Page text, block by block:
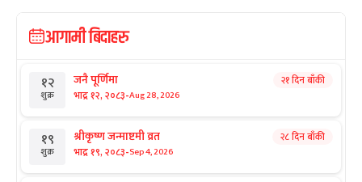
आगामी बिदाहरु
१२
शुक्र
जनै पूर्णिमा
भाद्र १२, २०८३-Aug 28, 2026
२१ दिन बाँकी
१९
शुक्र
श्रीकृष्ण जन्माष्टमी व्रत
भाद्र १९, २०८३-Sep 4, 2026
२८ दिन बाँकी